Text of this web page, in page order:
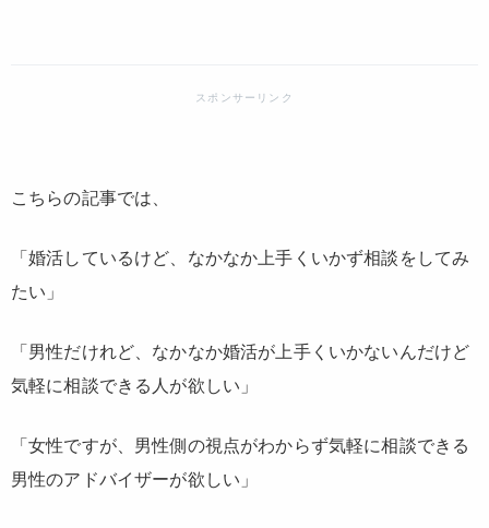
こちらの記事では、
「婚活しているけど、なかなか上手くいかず相談をしてみ
たい」
「男性だけれど、なかなか婚活が上手くいかないんだけど
気軽に相談できる人が欲しい」
「女性ですが、男性側の視点がわからず気軽に相談できる
男性のアドバイザーが欲しい」